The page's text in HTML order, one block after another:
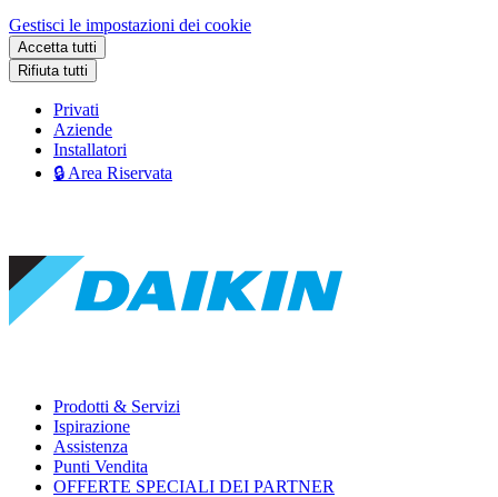
Gestisci le impostazioni dei cookie
Accetta tutti
Rifiuta tutti
Privati
Aziende
Installatori
🔒 Area Riservata
Prodotti & Servizi
Ispirazione
Assistenza
Punti Vendita
OFFERTE SPECIALI DEI PARTNER